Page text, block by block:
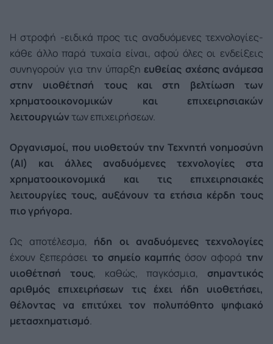
Η στροφή -ειδικά προς τις αναδυόμενες τεχνολογίες-
κάθε άλλο παρά τυχαία είναι, αφού όλες οι ενδείξεις
συνηγορούν για την ύπαρξη ευθείας σχέσης ανάμεσα
στην υιοθέτησή τους και στη βελτίωση των
χρηματοοικονομικών και επιχειρησιακών
λειτουργιώντων επιχειρήσεων.
Οργανισμοί, που υιοθετούν την Τεχνητή νοημοσύνη
(AI) και άλλες αναδυόμενες τεχνολογίες στα
χρηματοοικονομικά και τις επιχειρησιακές
λειτουργίες τους, αυξάνουν τα ετήσια κέρδη τους
πιο γρήγορα.
Ως αποτέλεσμα, ήδη οι αναδυόμενες τεχνολογίες
έχουν ξεπεράσει το σημείο καμπής όσον αφοράτην
υιοθέτησή τους, καθώς, παγκόσμια, σημαντικός
αριθμός επιχειρήσεων τις έχει ήδη υιοθετήσει,
θέλοντας να επιτύχει τον πολυπόθητο ψηφιακό
μετασχηματισμό.